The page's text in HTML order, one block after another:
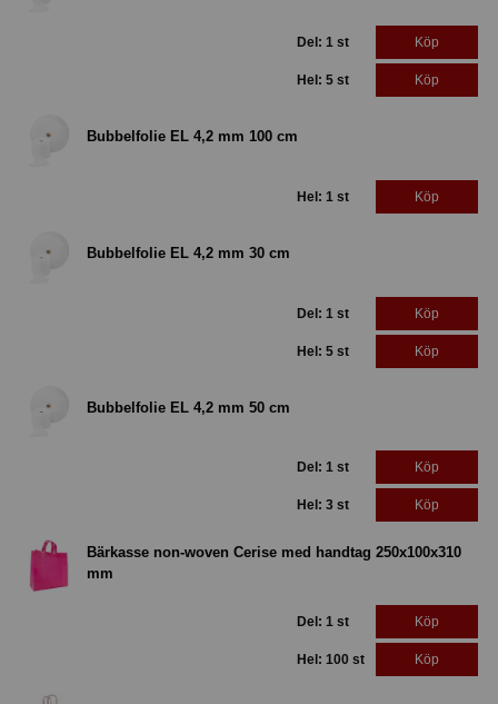
Del: 1 st Köp
Hel: 5 st Köp
Bubbelfolie EL 4,2 mm 100 cm
Hel: 1 st Köp
Bubbelfolie EL 4,2 mm 30 cm
Del: 1 st Köp
Hel: 5 st Köp
Bubbelfolie EL 4,2 mm 50 cm
Del: 1 st Köp
Hel: 3 st Köp
Bärkasse non-woven Cerise med handtag 250x100x310
mm
Del: 1 st Köp
Hel: 100 st Köp